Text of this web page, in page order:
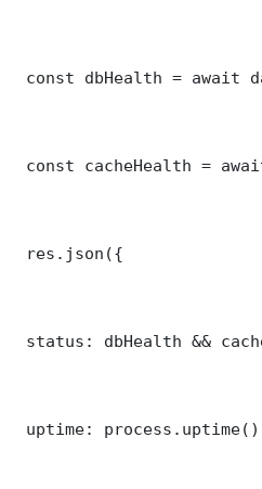
const dbHealth = await
const cacheHealth =
res.json({
status: dbHealth &&
uptime: process.uptime()